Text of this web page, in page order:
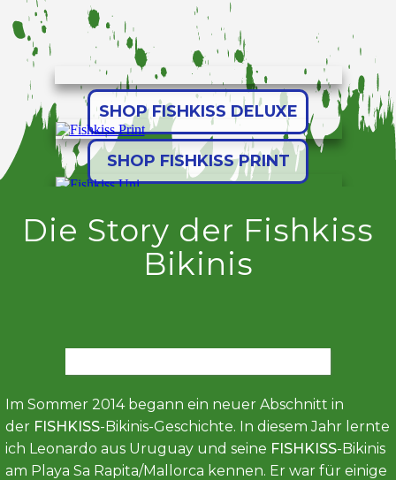
SHOP FISHKISS DELUXE
SHOP FISHKISS PRINT
SHOP FISHKISS UNI
SHOP FISHKISS MEN
Die Story der Fishkiss
Bikinis
Im Sommer 2014 begann ein neuer Abschnitt in
der FISHKISS-Bikinis-Geschichte. In diesem Jahr lernte
ich Leonardo aus Uruguay und seine FISHKISS-Bikinis
am Playa Sa Rapita/Mallorca kennen. Er war für einige